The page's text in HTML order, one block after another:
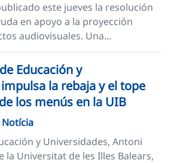
este jueves la resolución
en apoyo a la proyección
audiovisuales. Una...
Educación y
la rebaja y el tope
los menús en la UIB
Notícia
y Universidades, Antoni
la Universitat de les Illes Balears,